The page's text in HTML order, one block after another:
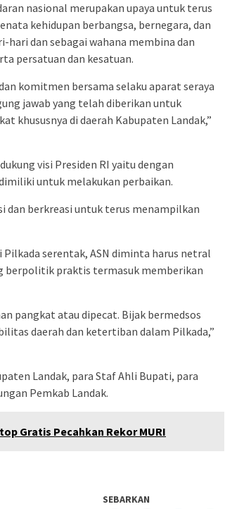
nasional merupakan upaya untuk terus
kehidupan berbangsa, bernegara, dan
dan sebagai wahana membina dan
persatuan dan kesatuan.
komitmen bersama selaku aparat seraya
jawab yang telah diberikan untuk
khususnya di daerah Kabupaten Landak,”
visi Presiden RI yaitu dengan
untuk melakukan perbaikan.
dan berkreasi untuk terus menampilkan
serentak, ASN diminta harus netral
berpolitik praktis termasuk memberikan
pangkat atau dipecat. Bijak bermedsos
daerah dan ketertiban dalam Pilkada,”
Landak, para Staf Ahli Bupati, para
Pemkab Landak.
Gratis Pecahkan Rekor MURI
SEBARKAN